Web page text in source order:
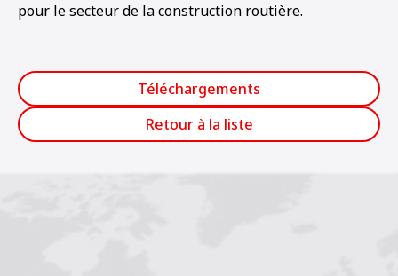
pour le secteur de la construction routière.
Téléchargements
Retour à la liste